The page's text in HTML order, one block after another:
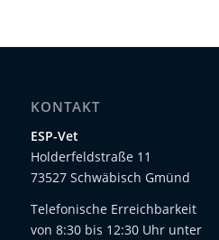
KONTAKT
ESP-Vet
Holderfeldstraße 11
73527 Schwäbisch Gmünd
Telefonische Erreichbarkeit
von 8:30 bis 12:30 Uhr unter